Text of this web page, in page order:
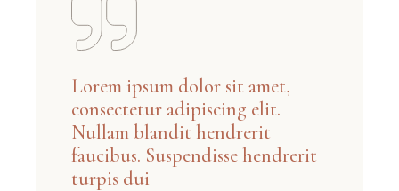
Lorem ipsum dolor sit amet,
consectetur adipiscing elit.
Nullam blandit hendrerit
faucibus. Suspendisse hendrerit
turpis dui